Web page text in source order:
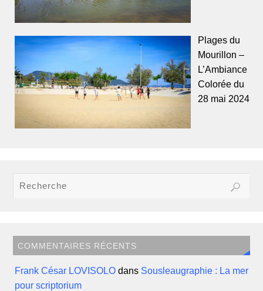
Plages du
Mourillon –
L’Ambiance
Colorée du
28 mai 2024
COMMENTAIRES RÉCENTS
Frank César LOVISOLO dans Sousleaugraphie : La mer
pour scriptorium